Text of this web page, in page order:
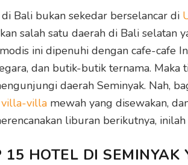
Bali bukan sekedar berselancar di
salah satu daerah di Bali selatan
ini dipenuhi dengan cafe-cafe
dan butik-butik ternama.
daerah Seminyak. Nah,
villa-villa mewah yang disewakan,
liburan berikutnya,
15 HOTEL DI